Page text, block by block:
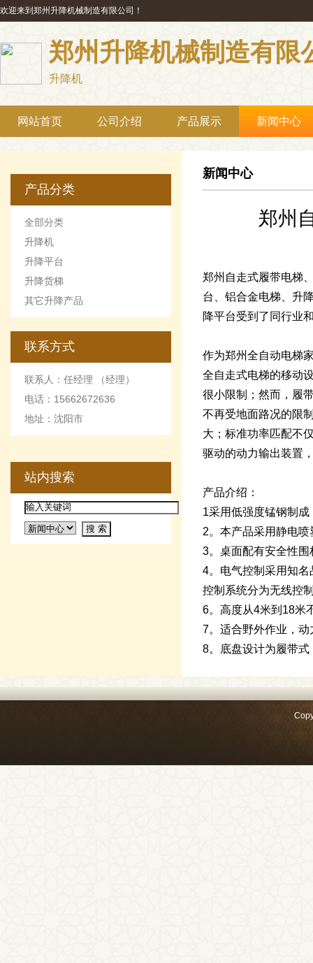
欢迎来到郑州升降机械制造有限公司！
郑州升降机械制造有限
升降机
网站首页 公司介绍 产品展示 新闻中心
产品分类
全部分类
升降机
升降平台
升降货梯
其它升降产品
联系方式
联系人：任经理 （经理）
电话：15662672636
地址：沈阳市
站内搜索
新闻中心
郑州
郑州自走式履带电梯
台、铝合金电梯、升
降平台受到了同行业
作为郑州全自动电梯
全自走式电梯的移动
很小限制；然而，履
不再受地面路况的限
大；标准功率匹配不
驱动的动力输出装置
产品介绍：
1采用低强度锰钢制
2。本产品采用静电
3。桌面配有安全性
4。电气控制采用知
控制系统分为无线控
6。高度从4米到18米
7。适合野外作业，
8。底盘设计为履带